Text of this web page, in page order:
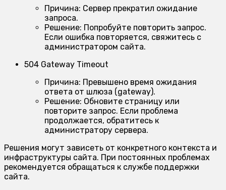
Причина: Сервер прекратил ожидание
запроса.
Решение: Попробуйте повторить запрос.
Если ошибка повторяется, свяжитесь с
администратором сайта.
504 Gateway Timeout
Причина: Превышено время ожидания
ответа от шлюза (gateway).
Решение: Обновите страницу или
повторите запрос. Если проблема
продолжается, обратитесь к
администратору сервера.
Решения могут зависеть от конкретного контекста и
инфраструктуры сайта. При постоянных проблемах
рекомендуется обращаться к службе поддержки
сайта.